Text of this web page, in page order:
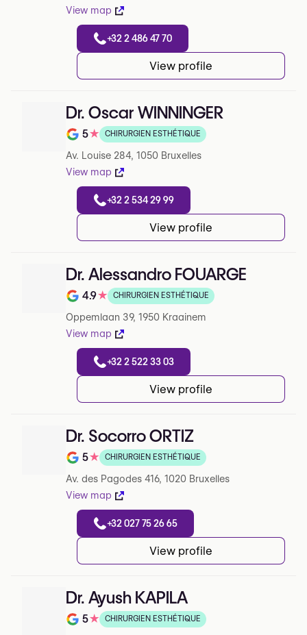
View map
+32 2 486 47 70
View profile
Dr. Oscar WINNINGER
Note de 5 sur 5 sur Google
5★ CHIRURGIEN ESTHÉTIQUE
Av. Louise 284, 1050 Bruxelles
View map
+32 2 534 29 99
View profile
Dr. Alessandro FOUARGE
Note de 4.9 sur 5 sur Google
4.9★ CHIRURGIEN ESTHÉTIQUE
Oppemlaan 39, 1950 Kraainem
View map
+32 2 522 33 03
View profile
Dr. Socorro ORTIZ
Note de 5 sur 5 sur Google
5★ CHIRURGIEN ESTHÉTIQUE
Av. des Pagodes 416, 1020 Bruxelles
View map
+32 027 75 26 65
View profile
Dr. Ayush KAPILA
Note de 5 sur 5 sur Google
5★ CHIRURGIEN ESTHÉTIQUE